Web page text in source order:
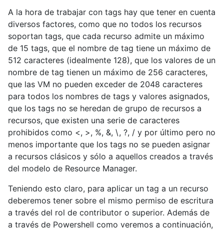
A la hora de trabajar con tags hay que tener en cuenta
diversos factores, como que no todos los recursos
soportan tags, que cada recurso admite un máximo
de 15 tags, que el nombre de tag tiene un máximo de
512 caracteres (idealmente 128), que los valores de un
nombre de tag tienen un máximo de 256 caracteres,
que las VM no pueden exceder de 2048 caracteres
para todos los nombres de tags y valores asignados,
que los tags no se heredan de grupo de recursos a
recursos, que existen una serie de caracteres
prohibidos como <, >, %, &, \, ?, / y por último pero no
menos importante que los tags no se pueden asignar
a recursos clásicos y sólo a aquellos creados a través
del modelo de Resource Manager.
Teniendo esto claro, para aplicar un tag a un recurso
deberemos tener sobre el mismo permiso de escritura
a través del rol de contributor o superior. Además de
a través de Powershell como veremos a continuación,